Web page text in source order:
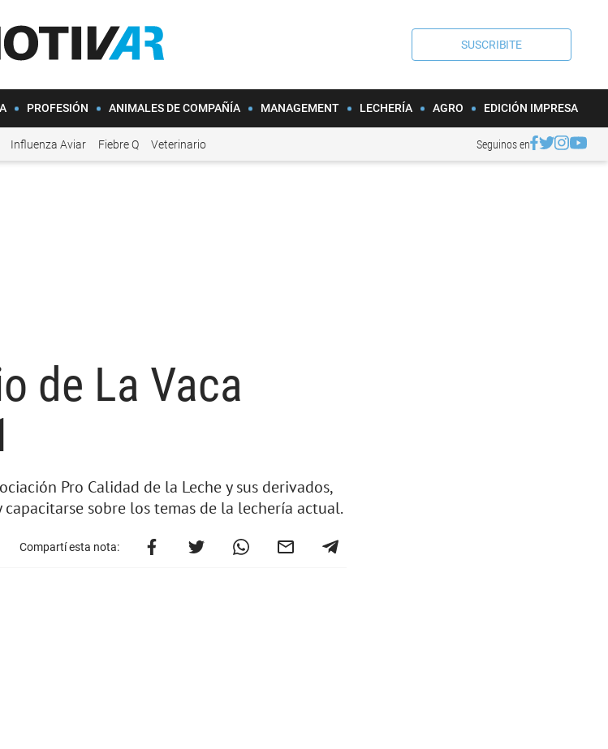
SUSCRIBITE
PROFESIÓN ANIMALES DE COMPAÑÍA MANAGEMENT LECHERÍA AGRO EDICIÓN IMPRESA
Influenza Aviar Fiebre Q Veterinario Seguinos en
de La Vaca
Pro Calidad de la Leche y sus derivados,
sobre los temas de la lechería actual.
Compartí esta nota: